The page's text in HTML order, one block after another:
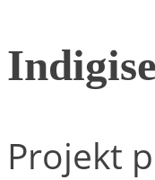
Indigise
Projekt